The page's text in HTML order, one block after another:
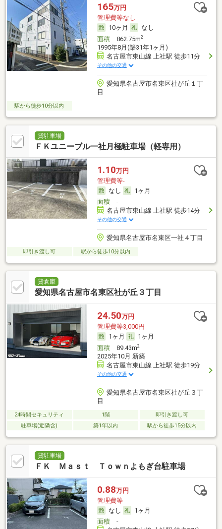
165万円
管理費等なし
10ヶ月
なし
面積862.75m2
1995年8月(築31年1ヶ月)
名古屋市東山線 上社駅 徒歩11分
その他の交通
愛知県名古屋市名東区社が丘１丁
目
駅から徒歩10分以内
貸駐車場
ＦＫユニーブル一社月極駐車場（軽専用）
1.10万円
管理費等-
なし
1ヶ月
面積-
名古屋市東山線 上社駅 徒歩14分
その他の交通
愛知県名古屋市名東区一社４丁目
即引き渡し可 駅から徒歩10分以内
貸倉庫
愛知県名古屋市名東区社が丘３丁目
24.50万円
管理費等3,000円
1ヶ月
1ヶ月
面積89.43m2
2025年10月 新築
名古屋市東山線 上社駅 徒歩19分
その他の交通
愛知県名古屋市名東区社が丘３丁
目
24時間セキュリティ 1階
即引き渡し可
駐車場(近隣含)
築1年以内 駅から徒歩15分以内
貸駐車場
ＦＫ Ｍａｓｔ Ｔｏｗｎよもぎ台駐車場
0.88万円
管理費等-
なし
1ヶ月
面積-